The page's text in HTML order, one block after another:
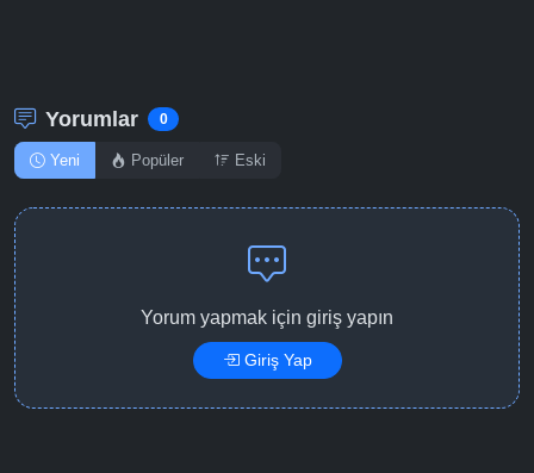
Yorumlar 0
Yeni Popüler Eski
Yorum yapmak için giriş yapın
Giriş Yap